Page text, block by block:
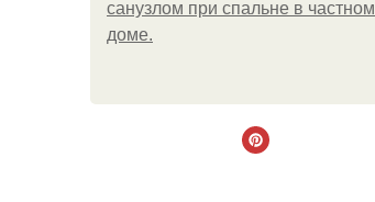
санузлом при спальне в частном
доме.